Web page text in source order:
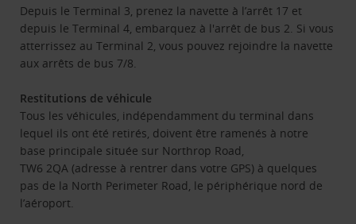
Depuis le Terminal 3, prenez la navette à l’arrêt 17 et
depuis le Terminal 4, embarquez à l'arrêt de bus 2. Si vous
atterrissez au Terminal 2, vous pouvez rejoindre la navette
aux arrêts de bus 7/8.
Restitutions de véhicule
Tous les véhicules, indépendamment du terminal dans
lequel ils ont été retirés, doivent être ramenés à notre
base principale située sur Northrop Road,
TW6 2QA (adresse à rentrer dans votre GPS) à quelques
pas de la North Perimeter Road, le périphérique nord de
l’aéroport.